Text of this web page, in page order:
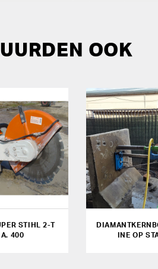
OOK
STIHL 2-T
400
INE OP